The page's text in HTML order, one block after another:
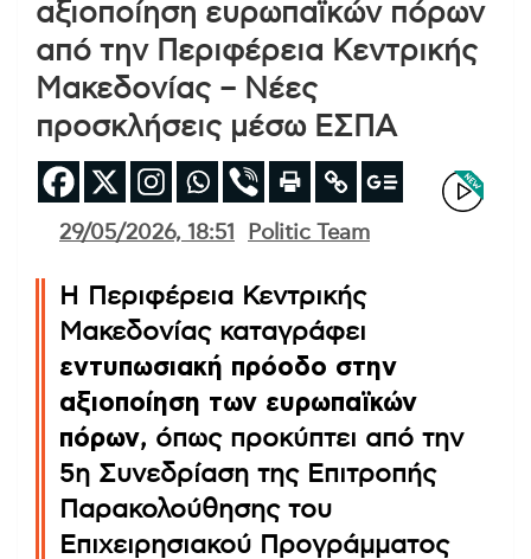
αξιοποίηση ευρωπαϊκών πόρων
από την Περιφέρεια Κεντρικής
Μακεδονίας – Νέες
προσκλήσεις μέσω ΕΣΠΑ
29/05/2026, 18:51 Politic Team
Η Περιφέρεια Κεντρικής
Μακεδονίας καταγράφει
εντυπωσιακή πρόοδο στην
αξιοποίηση των ευρωπαϊκών
πόρων, όπως προκύπτει από την
5η Συνεδρίαση της Επιτροπής
Παρακολούθησης του
Επιχειρησιακού Προγράμματος